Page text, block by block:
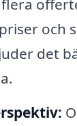
och
det